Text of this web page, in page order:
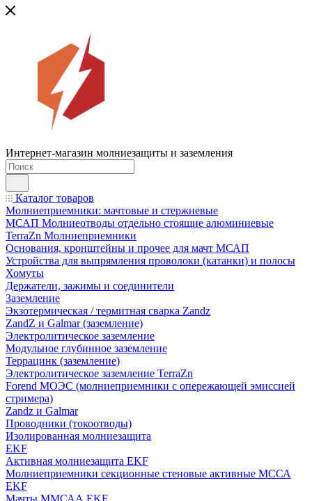
Интернет-магазин молниезащиты и заземления
Каталог товаров
Молниеприемники: мачтовые и стержневые
МСАП Молниеотводы отдельно стоящие алюминиевые
TerraZn Молниеприемники
Основания, кронштейны и прочее для мачт МСАП
Устройства для выпрямления проволоки (катанки) и полосы
Хомуты
Держатели, зажимы и соединители
Заземление
Экзотермическая / термитная сварка Zandz
ZandZ и Galmar (заземление)
Электролитическое заземление
Модульное глубинное заземление
Террацинк (заземление)
Электролитическое заземление TerraZn
Forend МОЭС (молниеприемники с опережающей эмиссией
стримера)
Zandz и Galmar
Проводники (токоотводы)
Изолированная молниезащита
EKF
Активная молниезащита EKF
Молниеприемники секционные стеновые активные МССА
EKF
Мачты ММСАА EKF